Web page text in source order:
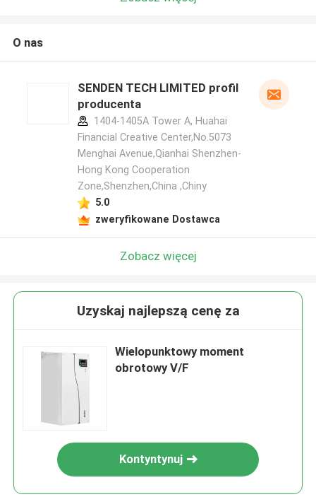
O nas
SENDEN TECH LIMITED profil
producenta
1404-1405A Tower A, Huahai
Financial Creative Center,No.5073
Menghai Avenue,Qianhai Shenzhen-
Hong Kong Cooperation
Zone,Shenzhen,China ,Chiny
5.0
zweryfikowane Dostawca
Zobacz więcej
Uzyskaj najlepszą cenę za
Wielopunktowy moment
obrotowy V/F
Kontyntynuj